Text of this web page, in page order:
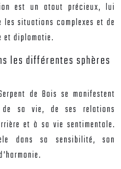
est un atout précieux, lui
les situations complexes et de
et diplomatie.
les différentes sphères
de Bois se manifestent
sa vie, de ses relations
et à sa vie sentimentale.
dans sa sensibilité, son